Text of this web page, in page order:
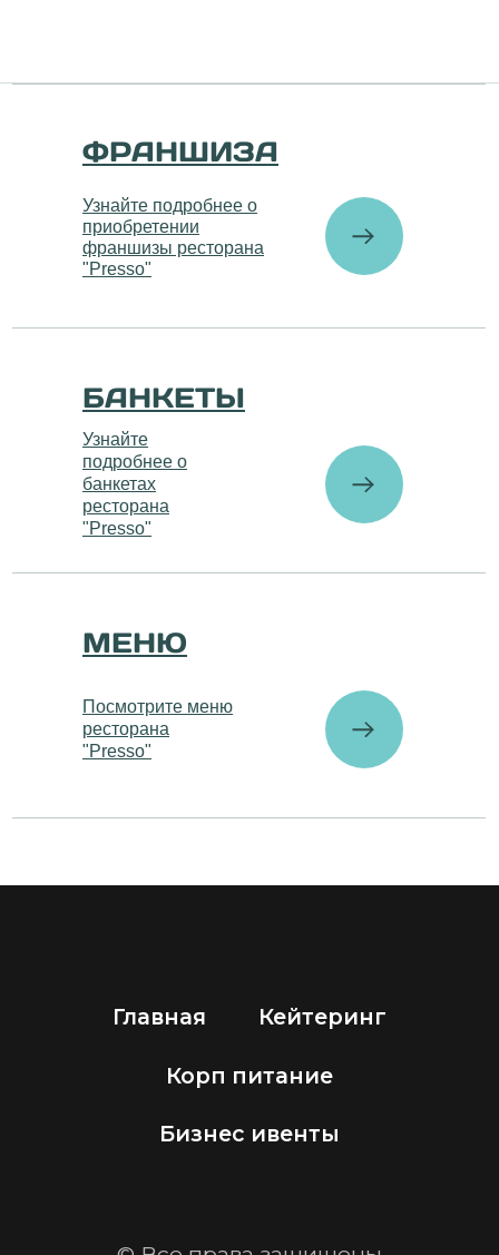
ФРАНШИЗА
Узнайте подробнее о
приобретении
франшизы ресторана
"Presso"
БАНКЕТЫ
Узнайте
подробнее о
банкетах
ресторана
"Presso"
МЕНЮ
Посмотрите меню
ресторана
"Presso"